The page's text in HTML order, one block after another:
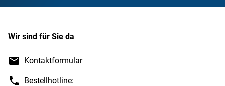
Wir sind für Sie da
Kontaktformular
Bestellhotline: